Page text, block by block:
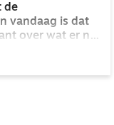
de
vandaag is dat
over wat er na
gedacht. Als
de hemel gaan,
deze aarde